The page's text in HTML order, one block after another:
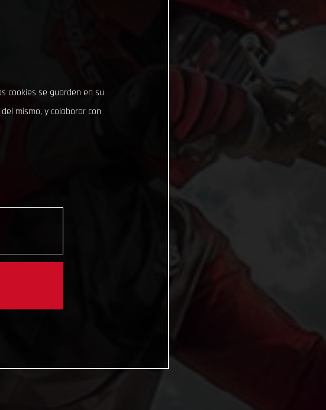
cookies se guarden en su
mismo, y colaborar con